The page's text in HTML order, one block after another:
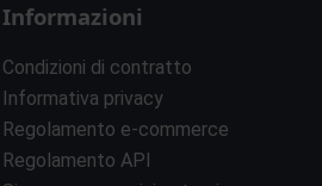
Informazioni
Condizioni di contratto
Informativa privacy
Regolamento e-commerce
Regolamento API